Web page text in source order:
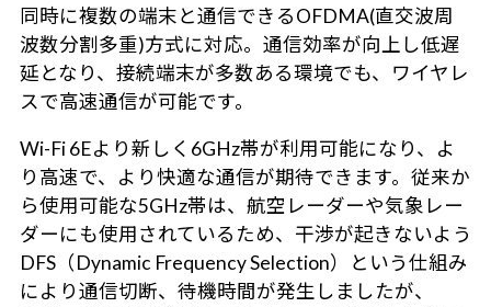
同時に複数の端末と通信できるOFDMA(直交波周
波数分割多重)方式に対応。通信効率が向上し低遅
延となり、接続端末が多数ある環境でも、ワイヤレ
スで高速通信が可能です。
Wi-Fi 6Eより新しく6GHz帯が利用可能になり、よ
り高速で、より快適な通信が期待できます。従来か
ら使用可能な5GHz帯は、航空レーダーや気象レー
ダーにも使用されているため、干渉が起きないよう
DFS（Dynamic Frequency Selection）という仕組み
により通信切断、待機時間が発生しましたが、